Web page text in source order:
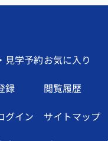
見学予約
録
グイン
お気に入り
閲覧履歴
サイトマップ